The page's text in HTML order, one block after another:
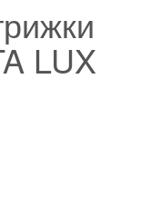
LUX